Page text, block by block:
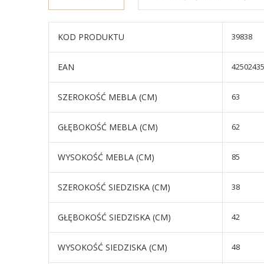
KOD PRODUKTU 39838
EAN
SZEROKOŚĆ MEBLA (CM) 63
GŁĘBOKOŚĆ MEBLA (CM) 62
WYSOKOŚĆ MEBLA (CM) 85
SZEROKOŚĆ SIEDZISKA (CM) 38
GŁĘBOKOŚĆ SIEDZISKA (CM) 42
WYSOKOŚĆ SIEDZISKA (CM) 48